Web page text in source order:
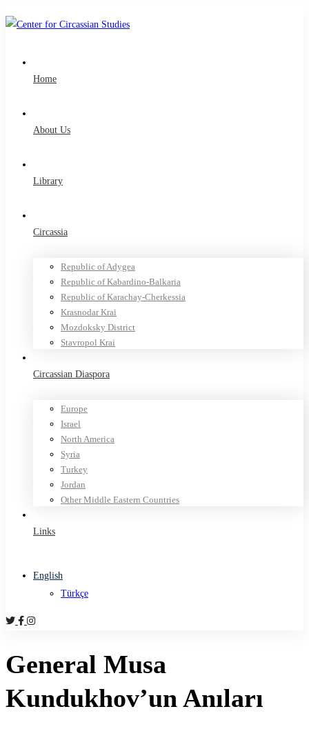
Home
About Us
Library
Circassia
Republic of Adygea
Republic of Kabardino-Balkaria
Republic of Karachay-Cherkessia
Krasnodar Krai
Mozdoksky District
Stavropol Krai
Circassian Diaspora
Europe
Israel
North America
Syria
Turkey
Jordan
Other Middle Eastern Countries
Links
English
Türkçe
General Musa
Kundukhov’un Anıları